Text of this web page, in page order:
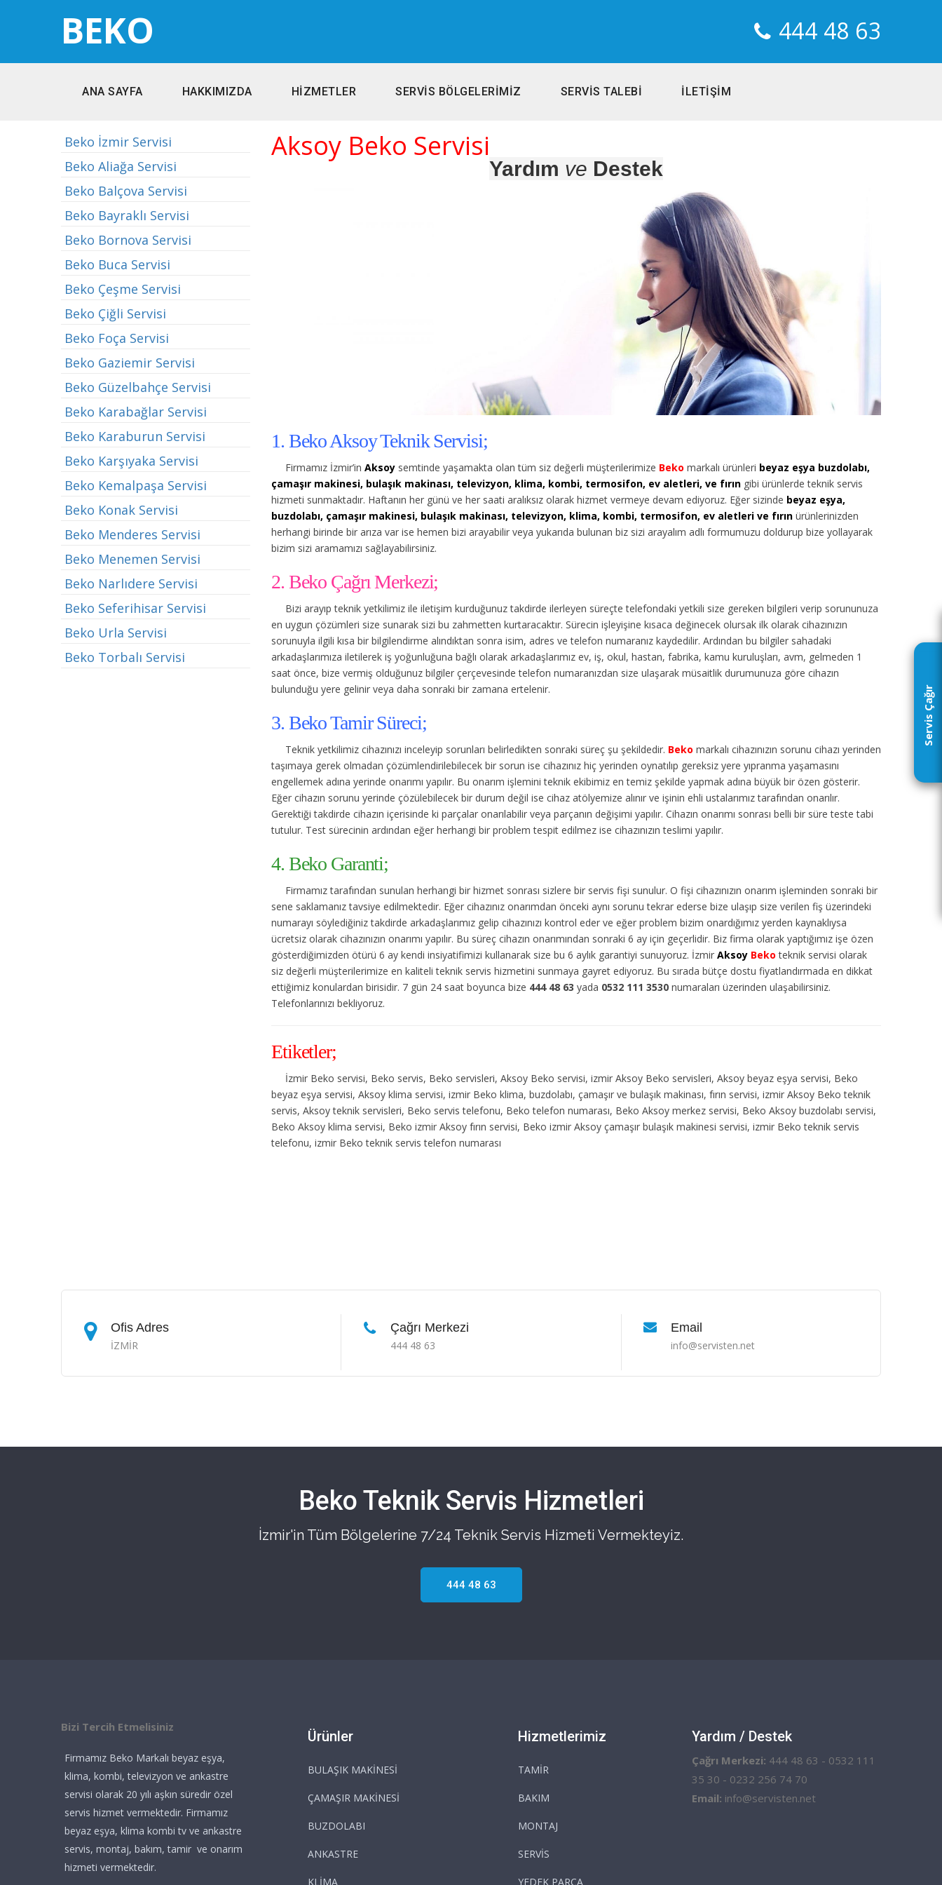
Servis Çağır
BEKO 444 48 63
ANA SAYFA HAKKIMIZDA HİZMETLER SERVİS BÖLGELERİMİZ SERVİS TALEBİ İLETİŞİM
Beko İzmir Servisi
Beko Aliağa Servisi
Beko Balçova Servisi
Beko Bayraklı Servisi
Beko Bornova Servisi
Beko Buca Servisi
Beko Çeşme Servisi
Beko Çiğli Servisi
Beko Foça Servisi
Beko Gaziemir Servisi
Beko Güzelbahçe Servisi
Beko Karabağlar Servisi
Beko Karaburun Servisi
Beko Karşıyaka Servisi
Beko Kemalpaşa Servisi
Beko Konak Servisi
Beko Menderes Servisi
Beko Menemen Servisi
Beko Narlıdere Servisi
Beko Seferihisar Servisi
Beko Urla Servisi
Beko Torbalı Servisi
Aksoy Beko Servisi
Yardım ve Destek
1. Beko Aksoy Teknik Servisi;
Firmamız İzmir’in Aksoy semtinde yaşamakta olan tüm siz değerli müşterilerimize Beko markalı ürünleri beyaz eşya buzdolabı,
çamaşır makinesi, bulaşık makinası, televizyon, klima, kombi, termosifon, ev aletleri, ve fırın gibi ürünlerde teknik servis
hizmeti sunmaktadır. Haftanın her günü ve her saati aralıksız olarak hizmet vermeye devam ediyoruz. Eğer sizinde beyaz eşya,
buzdolabı, çamaşır makinesi, bulaşık makinası, televizyon, klima, kombi, termosifon, ev aletleri ve fırın ürünlerinizden
herhangi birinde bir arıza var ise hemen bizi arayabilir veya yukarıda bulunan biz sizi arayalım adlı formumuzu doldurup bize yollayarak
bizim sizi aramamızı sağlayabilirsiniz.
2. Beko Çağrı Merkezi;
Bizi arayıp teknik yetkilimiz ile iletişim kurduğunuz takdirde ilerleyen süreçte telefondaki yetkili size gereken bilgileri verip sorununuza
en uygun çözümleri size sunarak sizi bu zahmetten kurtaracaktır. Sürecin işleyişine kısaca değinecek olursak ilk olarak cihazınızın
sorunuyla ilgili kısa bir bilgilendirme alındıktan sonra isim, adres ve telefon numaranız kaydedilir. Ardından bu bilgiler sahadaki
arkadaşlarımıza iletilerek iş yoğunluğuna bağlı olarak arkadaşlarımız ev, iş, okul, hastan, fabrika, kamu kuruluşları, avm, gelmeden 1
saat önce, bize vermiş olduğunuz bilgiler çerçevesinde telefon numaranızdan size ulaşarak müsaitlik durumunuza göre cihazın
bulunduğu yere gelinir veya daha sonraki bir zamana ertelenir.
3. Beko Tamir Süreci;
Teknik yetkilimiz cihazınızı inceleyip sorunları belirledikten sonraki süreç şu şekildedir. Beko markalı cihazınızın sorunu cihazı yerinden
taşımaya gerek olmadan çözümlendirilebilecek bir sorun ise cihazınız hiç yerinden oynatılıp gereksiz yere yıpranma yaşamasını
engellemek adına yerinde onarımı yapılır. Bu onarım işlemini teknik ekibimiz en temiz şekilde yapmak adına büyük bir özen gösterir.
Eğer cihazın sorunu yerinde çözülebilecek bir durum değil ise cihaz atölyemize alınır ve işinin ehli ustalarımız tarafından onarılır.
Gerektiği takdirde cihazın içerisinde ki parçalar onarılabilir veya parçanın değişimi yapılır. Cihazın onarımı sonrası belli bir süre teste tabi
tutulur. Test sürecinin ardından eğer herhangi bir problem tespit edilmez ise cihazınızın teslimi yapılır.
4. Beko Garanti;
Firmamız tarafından sunulan herhangi bir hizmet sonrası sizlere bir servis fişi sunulur. O fişi cihazınızın onarım işleminden sonraki bir
sene saklamanız tavsiye edilmektedir. Eğer cihazınız onarımdan önceki aynı sorunu tekrar ederse bize ulaşıp size verilen fiş üzerindeki
numarayı söylediğiniz takdirde arkadaşlarımız gelip cihazınızı kontrol eder ve eğer problem bizim onardığımız yerden kaynaklıysa
ücretsiz olarak cihazınızın onarımı yapılır. Bu süreç cihazın onarımından sonraki 6 ay için geçerlidir. Biz firma olarak yaptığımız işe özen
gösterdiğimizden ötürü 6 ay kendi insiyatifimizi kullanarak size bu 6 aylık garantiyi sunuyoruz. İzmir Aksoy Bekoteknik servisi olarak
siz değerli müşterilerimize en kaliteli teknik servis hizmetini sunmaya gayret ediyoruz. Bu sırada bütçe dostu fiyatlandırmada en dikkat
ettiğimiz konulardan birisidir. 7 gün 24 saat boyunca bize 444 48 63 yada 0532 111 3530 numaraları üzerinden ulaşabilirsiniz.
Telefonlarınızı bekliyoruz.
Etiketler;
İzmir Beko servisi, Beko servis, Beko servisleri, Aksoy Beko servisi, izmir Aksoy Beko servisleri, Aksoy beyaz eşya servisi, Beko
beyaz eşya servisi, Aksoy klima servisi, izmir Beko klima, buzdolabı, çamaşır ve bulaşık makinası, fırın servisi, izmir Aksoy Beko teknik
servis, Aksoy teknik servisleri, Beko servis telefonu, Beko telefon numarası, Beko Aksoy merkez servisi, Beko Aksoy buzdolabı servisi,
Beko Aksoy klima servisi, Beko izmir Aksoy fırın servisi, Beko izmir Aksoy çamaşır bulaşık makinesi servisi, izmir Beko teknik servis
telefonu, izmir Beko teknik servis telefon numarası
Ofis Adres
İZMİR
Çağrı Merkezi
444 48 63
Email
info@servisten.net
Beko Teknik Servis Hizmetleri
İzmir'in Tüm Bölgelerine 7/24 Teknik Servis Hizmeti Vermekteyiz.
444 48 63
Bizi Tercih Etmelisiniz
Firmamız Beko Markalı beyaz eşya,
klima, kombi, televizyon ve ankastre
servisi olarak 20 yılı aşkın süredir özel
servis hizmet vermektedir. Firmamız
beyaz eşya, klima kombi tv ve ankastre
servis, montaj, bakım, tamir ve onarım
hizmeti vermektedir.
Ürünler
BULAŞIK MAKİNESİ
ÇAMAŞIR MAKİNESİ
BUZDOLABI
ANKASTRE
KLİMA
Hizmetlerimiz
TAMİR
BAKIM
MONTAJ
SERVİS
YEDEK PARÇA
Yardım / Destek
Çağrı Merkezi: 444 48 63 - 0532 111
35 30 - 0232 256 74 70
Email: info@servisten.net